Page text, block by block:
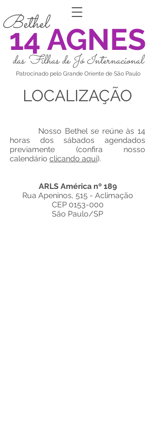
14 AGNES
Bethel
Patrocinado pelo Grande Oriente de São Paulo
das Filhas de Jó Internacional
LOCALIZAÇÃO
Nosso Bethel se reúne às 14
horas dos sábados agendados
previamente (confira nosso
calendário clicando aqui).
ARLS América nº 189
Rua Apeninos, 515 - Aclimação
CEP 0153-000
São Paulo/SP